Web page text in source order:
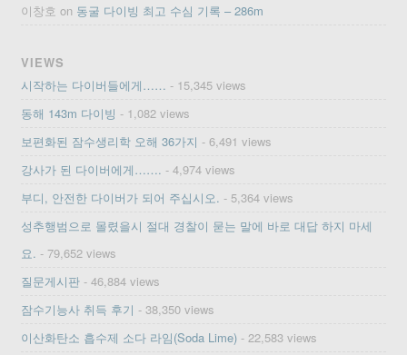
이창호 on 동굴 다이빙 최고 수심 기록 – 286m
VIEWS
시작하는 다이버들에게…… - 15,345 views
동해 143m 다이빙 - 1,082 views
보편화된 잠수생리학 오해 36가지 - 6,491 views
강사가 된 다이버에게……. - 4,974 views
부디, 안전한 다이버가 되어 주십시오. - 5,364 views
성추행범으로 몰렸을시 절대 경찰이 묻는 말에 바로 대답 하지 마세
요. - 79,652 views
질문게시판 - 46,884 views
잠수기능사 취득 후기 - 38,350 views
이산화탄소 흡수제 소다 라임(Soda Lime) - 22,583 views